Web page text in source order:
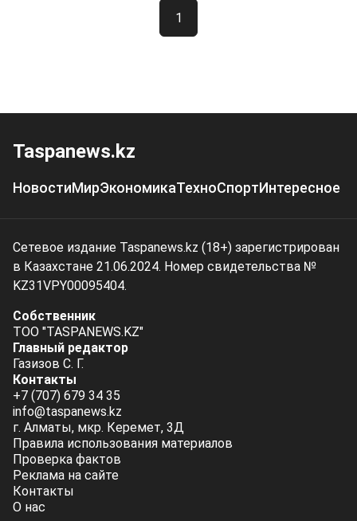
1
Taspanews.kz
НовостиМирЭкономикаТехноСпортИнтересное
Сетевое издание Taspanews.kz (18+) зарегистрирован
в Казахстане 21.06.2024. Номер свидетельства №
KZ31VPY00095404.
Собственник
ТОО "TASPANEWS.KZ"
Главный редактор
Газизов С. Г.
Контакты
+7 (707) 679 34 35
info@taspanews.kz
г. Алматы, мкр. Керемет, 3Д
Правила использования материалов
Проверка фактов
Реклама на сайте
Контакты
О нас